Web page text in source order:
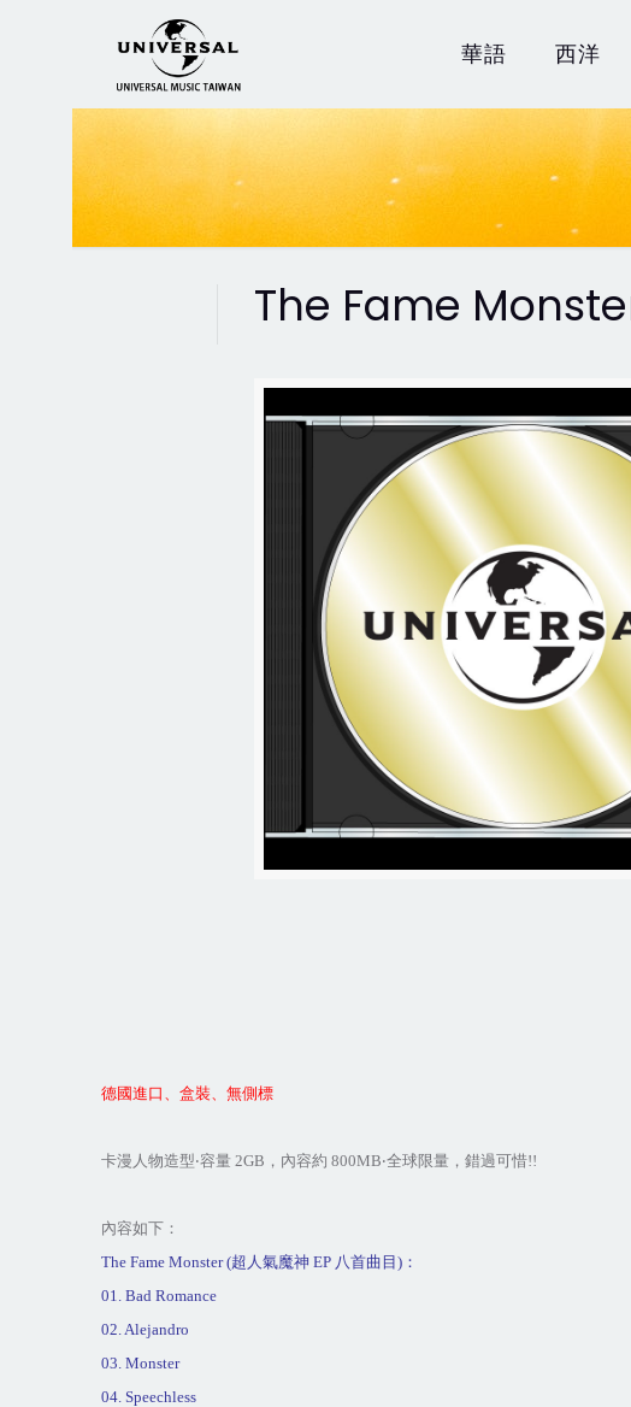
華語 西洋
The Fame
德國進口、盒裝、無側標
卡漫人物造型‧容量 2GB ，內容約 800MB‧全球限量，錯過可惜!!
內容如下：
The Fame Monster (超人氣魔神 EP 八首曲目 ) ：
01. Bad Romance
02. Alejandro
03. Monster
04. Speechless